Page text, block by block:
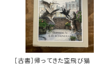
［古書］帰ってきた空飛び猫